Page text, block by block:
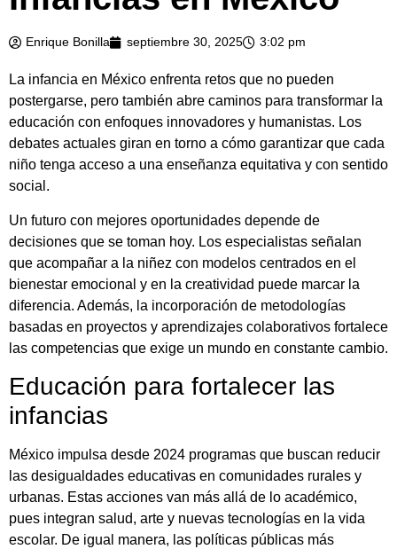
Enrique Bonilla septiembre 30, 2025 3:02 pm
La infancia en México enfrenta retos que no pueden
postergarse, pero también abre caminos para transformar la
educación con enfoques innovadores y humanistas. Los
debates actuales giran en torno a cómo garantizar que cada
niño tenga acceso a una enseñanza equitativa y con sentido
social.
Un futuro con mejores oportunidades depende de
decisiones que se toman hoy. Los especialistas señalan
que acompañar a la niñez con modelos centrados en el
bienestar emocional y en la creatividad puede marcar la
diferencia. Además, la incorporación de metodologías
basadas en proyectos y aprendizajes colaborativos fortalece
las competencias que exige un mundo en constante cambio.
Educación para fortalecer las
infancias
México impulsa desde 2024 programas que buscan reducir
las desigualdades educativas en comunidades rurales y
urbanas. Estas acciones van más allá de lo académico,
pues integran salud, arte y nuevas tecnologías en la vida
escolar. De igual manera, las políticas públicas más